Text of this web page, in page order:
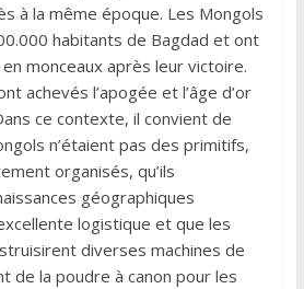
à la même époque. Les Mongols
habitants de Bagdad et ont
monceaux après leur victoire.
achevés l’apogée et l’âge d’or
ce contexte, il convient de
n’étaient pas des primitifs,
organisés, qu’ils
géographiques
logistique et que les
diverses machines de
de la poudre à canon pour les